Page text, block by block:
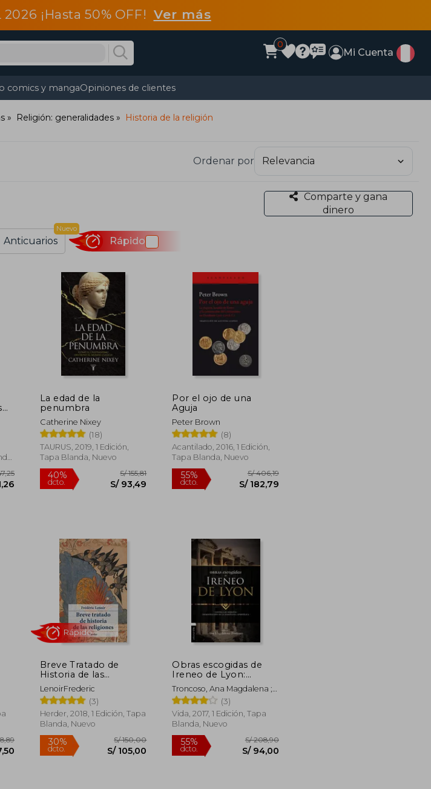
¡Hasta 50% OFF! Ver más
0
Mi Cuenta
comics y mangaOpiniones de clientes
Religión: generalidades Historia de la religión
Ordenar por
Comparte y gana
dinero
Anticuarios
Nuevo
Rápido
La edad de la
penumbra
Catherine Nixey
(18)
TAURUS, 2019, 1 Edición,
Tapa Blanda, Nuevo
S/ 93,49
Por el ojo de una
Aguja
Peter Brown
(8)
Acantilado, 2016, 1 Edición,
Tapa Blanda, Nuevo
Breve Tratado de
Historia de las
Religiones
LenoirFrederic
(3)
Herder, 2018, 1 Edición, Tapa
Blanda, Nuevo
Obras escogidas de
Ireneo de Lyon:
Contra las herejías.
Demostración de la
enseñanza apostólica
Troncoso, Ana Magdalena ;
Zondervan
(3)
Vida, 2017, 1 Edición, Tapa
Blanda, Nuevo